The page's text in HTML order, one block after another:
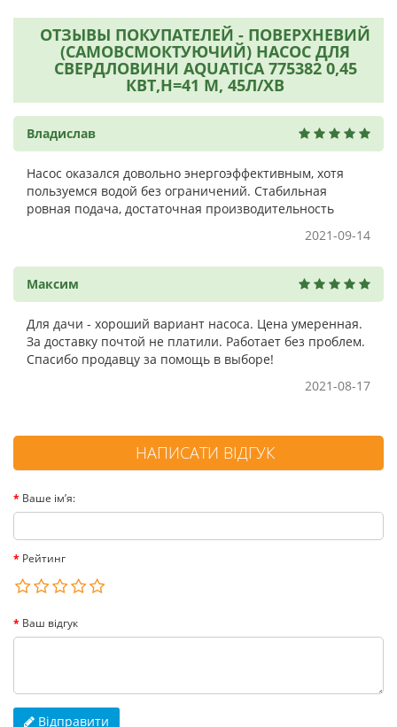
ОТЗЫВЫ ПОКУПАТЕЛЕЙ - ПОВЕРХНЕВИЙ
(САМОВСМОКТУЮЧИЙ) НАСОС ДЛЯ
СВЕРДЛОВИНИ AQUATICA 775382 0,45
КВТ,H=41 М, 45Л/ХВ
Владислав
Насос оказался довольно энергоэффективным, хотя
пользуемся водой без ограничений. Стабильная
ровная подача, достаточная производительность
2021-09-14
Максим
Для дачи - хороший вариант насоса. Цена умеренная.
За доставку почтой не платили. Работает без проблем.
Спасибо продавцу за помощь в выборе!
2021-08-17
НАПИСАТИ ВІДГУК
Ваше ім’я:
Рейтинг
Ваш відгук
Відправити